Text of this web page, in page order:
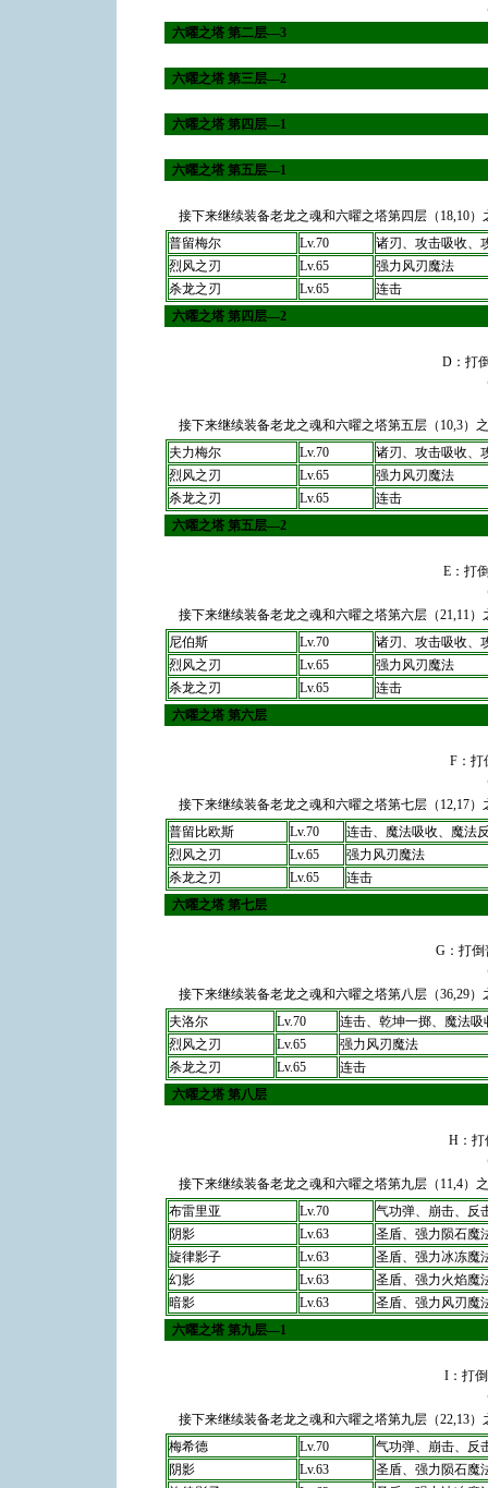
六曜之塔 第二层―3
六曜之塔 第三层―2
六曜之塔 第四层―1
六曜之塔 第五层―1
接下来继续装备老龙之魂和六曜之塔第四层（18,10）
普留梅尔
Lv.70
诸刃、攻击吸收、
烈风之刃
Lv.65
强力风刃魔法
杀龙之刃
Lv.65
连击
六曜之塔 第四层―2
D：打
接下来继续装备老龙之魂和六曜之塔第五层（10,3）
夫力梅尔
Lv.70
诸刃、攻击吸收、
烈风之刃
Lv.65
强力风刃魔法
杀龙之刃
Lv.65
连击
六曜之塔 第五层―2
E：打
接下来继续装备老龙之魂和六曜之塔第六层（21,11）
尼伯斯
Lv.70
诸刃、攻击吸收、
烈风之刃
Lv.65
强力风刃魔法
杀龙之刃
Lv.65
连击
六曜之塔 第六层
F：打
接下来继续装备老龙之魂和六曜之塔第七层（12,17
普留比欧斯
Lv.70
连击、魔法吸收、魔法
烈风之刃
Lv.65
强力风刃魔法
杀龙之刃
Lv.65
连击
六曜之塔 第七层
G：打
接下来继续装备老龙之魂和六曜之塔第八层（36,29）
夫洛尔
Lv.70
连击、乾坤一掷、魔法
烈风之刃
Lv.65
强力风刃魔法
杀龙之刃
Lv.65
连击
六曜之塔 第八层
H：打
接下来继续装备老龙之魂和六曜之塔第九层（11,4）
布雷里亚
Lv.70
气功弹、崩击、反
阴影
Lv.63
圣盾、强力陨石魔
旋律影子
Lv.63
圣盾、强力冰冻魔
幻影
Lv.63
圣盾、强力火焰魔
暗影
Lv.63
圣盾、强力风刃魔
六曜之塔 第九层―1
I：打
接下来继续装备老龙之魂和六曜之塔第九层（22,13）
梅希德
Lv.70
气功弹、崩击、反
阴影
Lv.63
圣盾、强力陨石魔